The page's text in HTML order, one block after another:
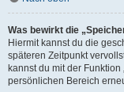
Was bewirkt die
Hiermit kannst du die
späteren Zeitpunkt
kannst du mit der
persönlichen Bereich